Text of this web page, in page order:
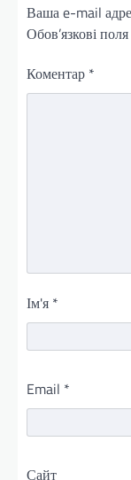
Ваша e-mail
Обов’язкові
Коментар *
Ім'я *
Email *
Сайт